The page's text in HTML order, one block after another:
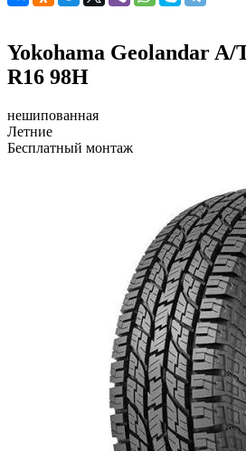
Yokohama Geolandar A/
R16 98H
нешипованная
Летние
Бесплатный монтаж